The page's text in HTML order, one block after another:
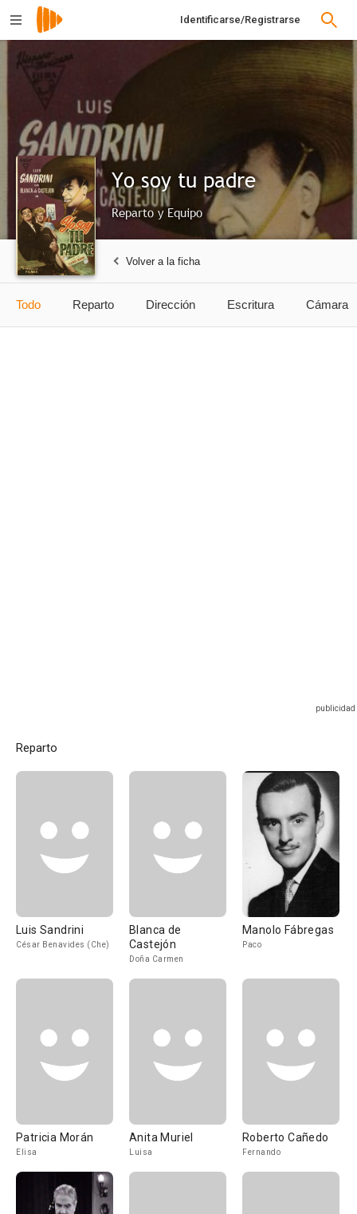
Identificarse/Registrarse
Yo soy tu padre
Reparto y Equipo
Volver a la ficha
Todo Reparto Dirección Escritura Cámara
Reparto
Luis Sandrini
César Benavides (Che)
Blanca de
Castejón
Doña Carmen
Manolo Fábregas
Paco
Patricia Morán
Elisa
Anita Muriel
Luisa
Roberto Cañedo
Fernando